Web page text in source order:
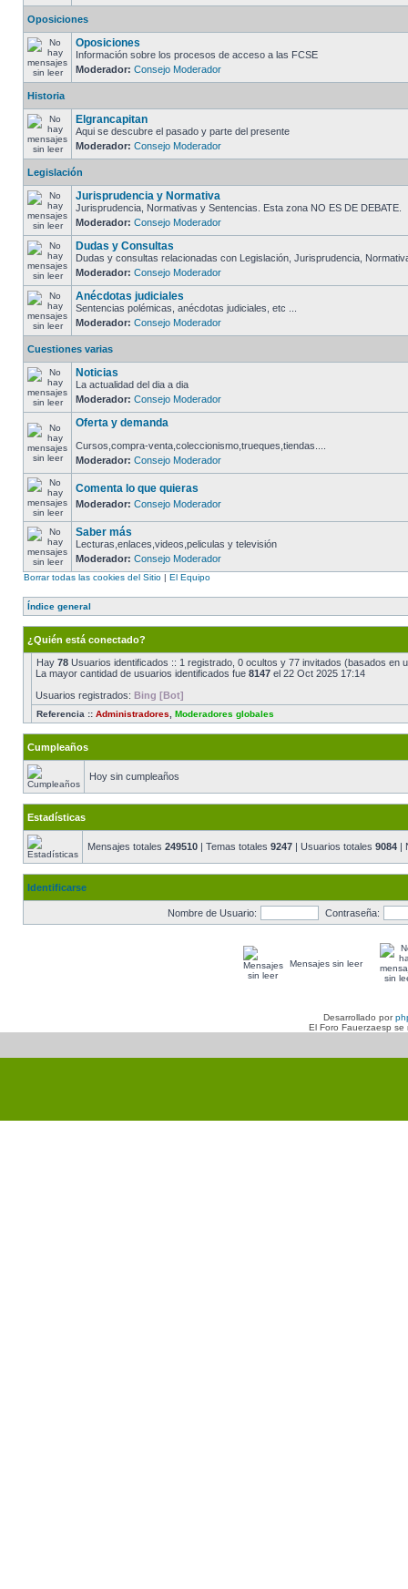
Oposiciones
Oposiciones
Información sobre los procesos de acceso a las FCSE
Moderador: Consejo Moderador
Historia
Elgrancapitan
Aqui se descubre el pasado y parte del presente
Moderador: Consejo Moderador
Legislación
Jurisprudencia y Normativa
Jurisprudencia, Normativas y Sentencias. Esta zona NO ES DE DEBATE.
Moderador: Consejo Moderador
Dudas y Consultas
Dudas y consultas relacionadas con Legislación, Jurisprudencia,
Moderador: Consejo Moderador
Anécdotas judiciales
Sentencias polémicas, anécdotas judiciales, etc ...
Moderador: Consejo Moderador
Cuestiones varias
Noticias
La actualidad del dia a dia
Moderador: Consejo Moderador
Oferta y demanda
Cursos,compra-venta,coleccionismo,trueques,tiendas....
Moderador: Consejo Moderador
Comenta lo que quieras
Moderador: Consejo Moderador
Saber más
Lecturas,enlaces,videos,peliculas y televisión
Moderador: Consejo Moderador
Borrar todas las cookies del Sitio | El Equipo
Índice general
¿Quién está conectado?
Hay 78 Usuarios identificados :: 1 registrado, 0 ocultos y 77 invitados (basados en
La mayor cantidad de usuarios identificados fue 8147 el 22 Oct 2025 17:14
Usuarios registrados: Bing [Bot]
Referencia :: Administradores Moderadores globales
Cumpleaños
Hoy sin cumpleaños
Estadísticas
Mensajes totales 249510 | Temas totales 9247 | Usuarios totales 9084 |
Identificarse
Nombre de Usuario: Contraseña:
Mensajes sin leer
Desarrollado por
El Foro Fauerzaesp